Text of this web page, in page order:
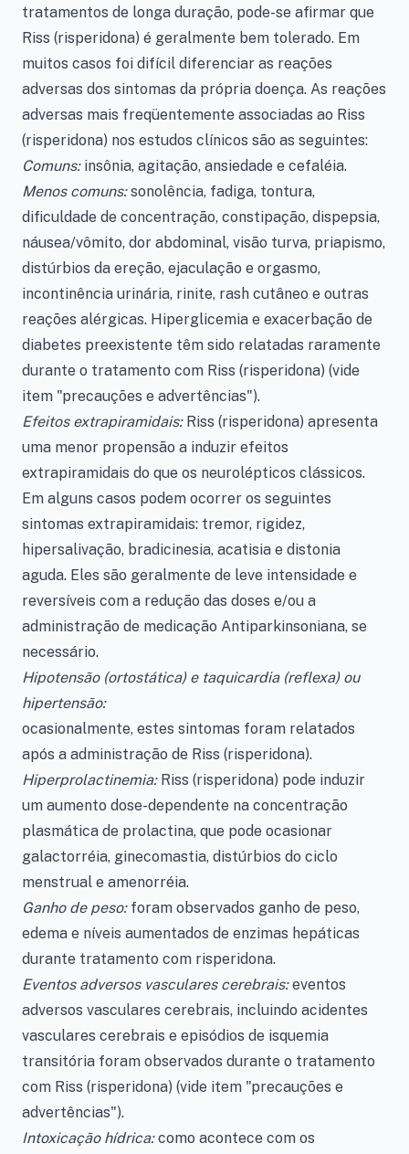
tratamentos de longa duração, pode-se afirmar que
Riss (risperidona) é geralmente bem tolerado. Em
muitos casos foi difícil diferenciar as reações
adversas dos sintomas da própria doença. As reações
adversas mais freqüentemente associadas ao Riss
(risperidona) nos estudos clínicos são as seguintes:
Comuns: insônia, agitação, ansiedade e cefaléia.
Menos comuns:sonolência, fadiga, tontura,
dificuldade de concentração, constipação, dispepsia,
náusea/vômito, dor abdominal, visão turva, priapismo,
distúrbios da ereção, ejaculação e orgasmo,
incontinência urinária, rinite, rash cutâneo e outras
reações alérgicas. Hiperglicemia e exacerbação de
diabetes preexistente têm sido relatadas raramente
durante o tratamento com Riss (risperidona) (vide
item "precauções e advertências").
Efeitos extrapiramidais: Riss (risperidona) apresenta
uma menor propensão a induzir efeitos
extrapiramidais do que os neurolépticos clássicos.
Em alguns casos podem ocorrer os seguintes
sintomas extrapiramidais: tremor, rigidez,
hipersalivação, bradicinesia, acatisia e distonia
aguda. Eles são geralmente de leve intensidade e
reversíveis com a redução das doses e/ou a
administração de medicação Antiparkinsoniana, se
necessário.
Hipotensão (ortostática) e taquicardia (reflexa) ou
hipertensão:
ocasionalmente, estes sintomas foram relatados
após a administração de Riss (risperidona).
Hiperprolactinemia: Riss (risperidona) pode induzir
um aumento dose-dependente na concentração
plasmática de prolactina, que pode ocasionar
galactorréia, ginecomastia, distúrbios do ciclo
menstrual e amenorréia.
Ganho de peso: foram observados ganho de peso,
edema e níveis aumentados de enzimas hepáticas
durante tratamento com risperidona.
Eventos adversos vasculares cerebrais:eventos
adversos vasculares cerebrais, incluindo acidentes
vasculares cerebrais e episódios de isquemia
transitória foram observados durante o tratamento
com Riss (risperidona) (vide item "precauções e
advertências").
Intoxicação hídrica:como acontece com os